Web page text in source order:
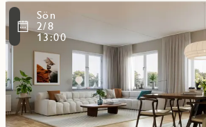
Sön
2/8
13:00
Läs
mer
objekt